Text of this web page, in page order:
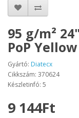
95 g/m²
PoP
Gyártó: Diatecx
Cikkszám: 370624
Készletinfó: 5
9 144Ft